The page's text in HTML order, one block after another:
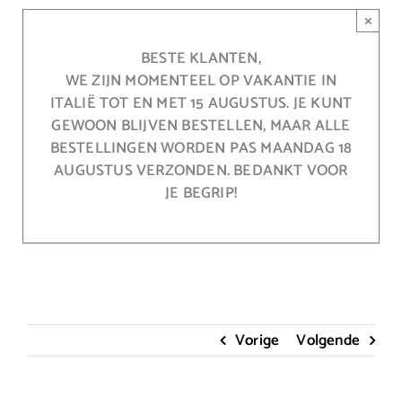
BESTE KLANTEN,
WE ZIJN MOMENTEEL OP VAKANTIE IN
ITALIË TOT EN MET 15 AUGUSTUS. JE KUNT
GEWOON BLIJVEN BESTELLEN, MAAR ALLE
BESTELLINGEN WORDEN PAS MAANDAG 18
AUGUSTUS VERZONDEN. BEDANKT VOOR
JE BEGRIP!
×
Vorige Volgende